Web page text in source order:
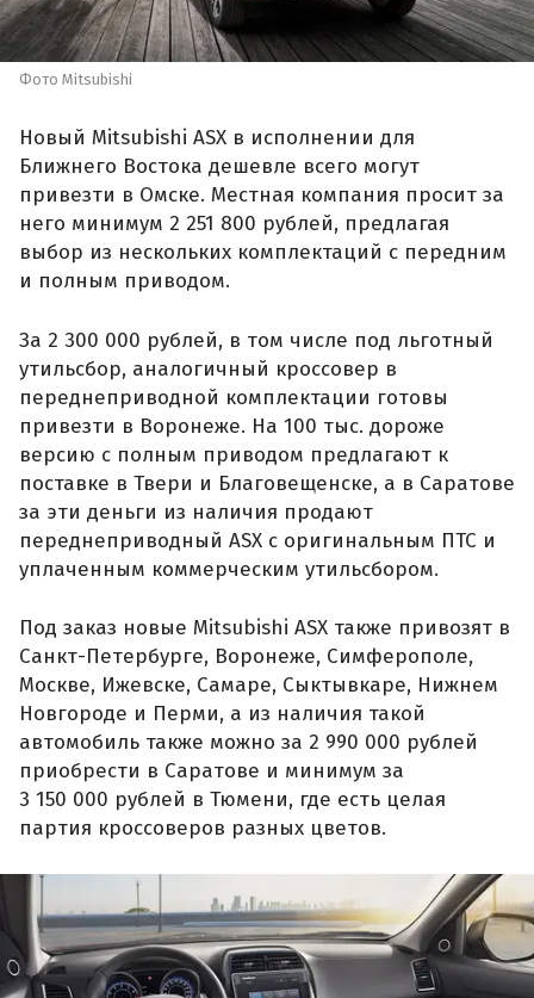
Фото Mitsubishi
Новый Mitsubishi ASX в исполнении для
Ближнего Востока дешевле всего могут
привезти в Омске. Местная компания просит за
него минимум 2 251 800 рублей, предлагая
выбор из нескольких комплектаций с передним
и полным приводом.
За 2 300 000 рублей, в том числе под льготный
утильсбор, аналогичный кроссовер в
переднеприводной комплектации готовы
привезти в Воронеже. На 100 тыс. дороже
версию с полным приводом предлагают к
поставке в Твери и Благовещенске, а в Саратове
за эти деньги из наличия продают
переднеприводный ASX с оригинальным ПТС и
уплаченным коммерческим утильсбором.
Под заказ новые Mitsubishi ASX также привозят в
Санкт-Петербурге, Воронеже, Симферополе,
Москве, Ижевске, Самаре, Сыктывкаре, Нижнем
Новгороде и Перми, а из наличия такой
автомобиль также можно за 2 990 000 рублей
приобрести в Саратове и минимум за
3 150 000 рублей в Тюмени, где есть целая
партия кроссоверов разных цветов.